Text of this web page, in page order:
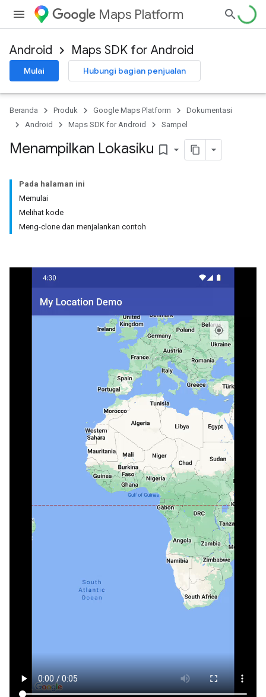
Maps Platform
Android Maps SDK for Android
Mulai Hubungi bagian penjualan
Beranda Produk Google Maps Platform
Dokumentasi
Android
Maps SDK for Android Sampel
Menampilkan Lokasiku bookmark_border
Pada halaman ini
Memulai
Melihat kode
Meng-clone dan menjalankan contoh